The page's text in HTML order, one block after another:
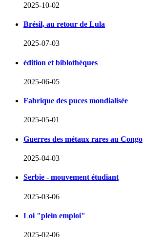
2025-10-02
Brésil, au retour de Lula
2025-07-03
édition et biblothèques
2025-06-05
Fabrique des puces mondialisée
2025-05-01
Guerres des métaux rares au Congo
2025-04-03
Serbie - mouvement étudiant
2025-03-06
Loi "plein emploi"
2025-02-06